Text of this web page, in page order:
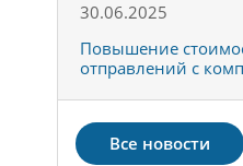
30.06.2025
Повышение
отправлений с
Все новости